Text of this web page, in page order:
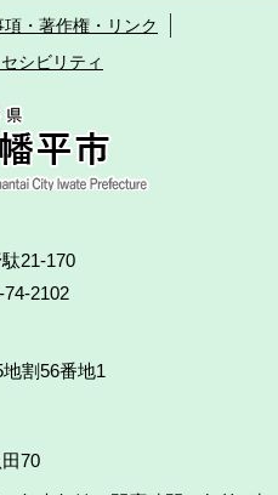
項・著作権・リンク
シビリティ
21-170
2102
割56番地1
70